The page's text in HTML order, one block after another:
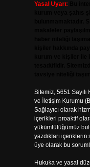
Yasal Uyarı:
Sitemiz, 5651
ve İletişim Kurumu
Sağlayıcı olarak
içerikleri proaktif
yükümlülüğümüz
yazdıkları
üye olarak bu
Hukuka ve yasal